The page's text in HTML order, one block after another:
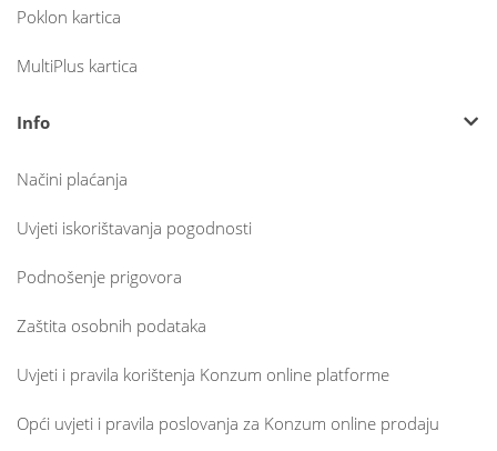
Poklon kartica
MultiPlus kartica
Info
Načini plaćanja
Uvjeti iskorištavanja pogodnosti
Podnošenje prigovora
Zaštita osobnih podataka
Uvjeti i pravila korištenja Konzum online platforme
Opći uvjeti i pravila poslovanja za Konzum online prodaju